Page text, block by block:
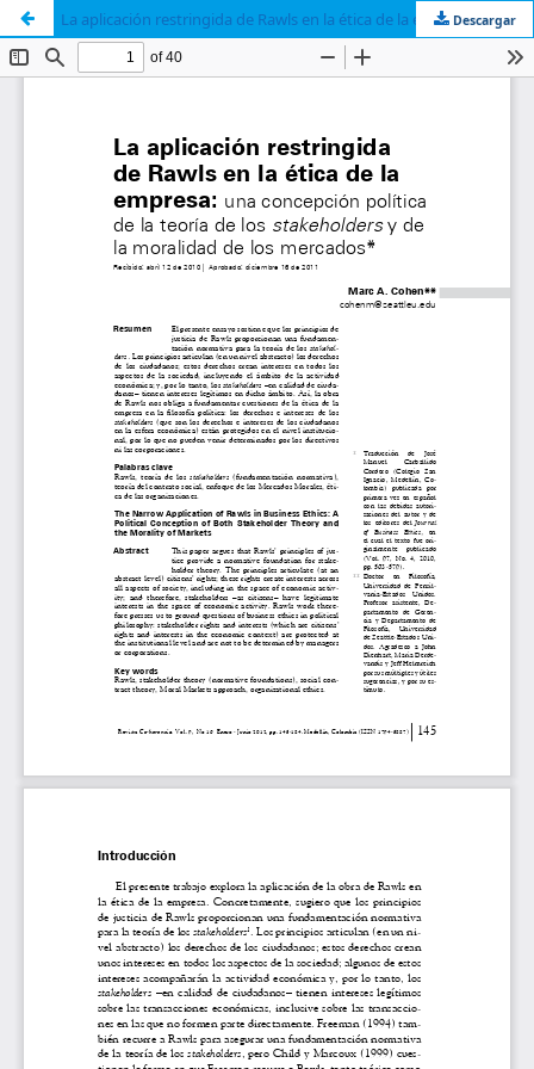
La aplicación restringida de Rawls en la ética de la empresa: una concepción política de la teoría de los stakeholders y de la moralidad de los mercados
Descargar